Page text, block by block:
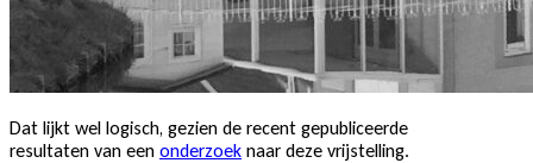
Dat lijkt wel logisch, gezien de recent gepubliceerde
resultaten van een onderzoek naar deze vrijstelling.